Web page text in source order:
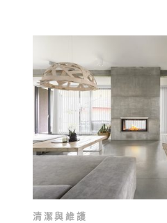
清潔與維護